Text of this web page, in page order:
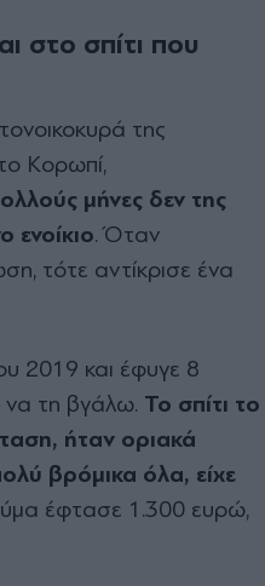
στο σπίτι που
της
Κορωπί,
μήνες δεν της
ενοίκιο. Όταν
τότε αντίκρισε ένα
2019 και έφυγε 8
να τη βγάλω. Το σπίτι το
ήταν οριακά
βρόμικα όλα, είχε
έφτασε 1.300 ευρώ,